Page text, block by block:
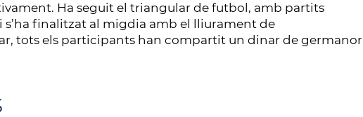
Ha seguit el triangular de futbol, amb partits
s’ha finalitzat al migdia amb el lliurament de
tots els participants han compartit un dinar de germanor